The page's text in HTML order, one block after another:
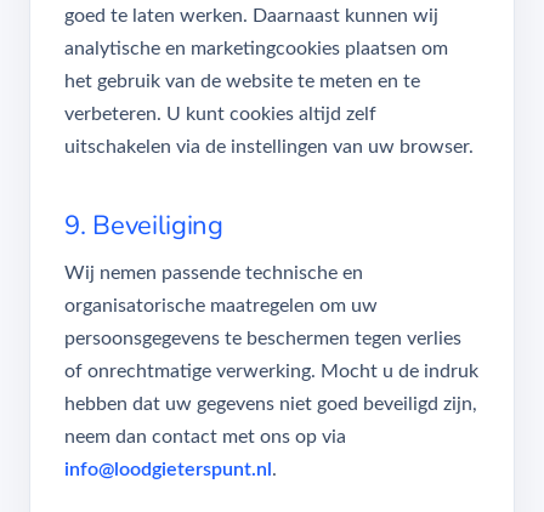
goed te laten werken. Daarnaast kunnen wij
analytische en marketingcookies plaatsen om
het gebruik van de website te meten en te
verbeteren. U kunt cookies altijd zelf
uitschakelen via de instellingen van uw browser.
9. Beveiliging
Wij nemen passende technische en
organisatorische maatregelen om uw
persoonsgegevens te beschermen tegen verlies
of onrechtmatige verwerking. Mocht u de indruk
hebben dat uw gegevens niet goed beveiligd zijn,
neem dan contact met ons op via
info@loodgieterspunt.nl .